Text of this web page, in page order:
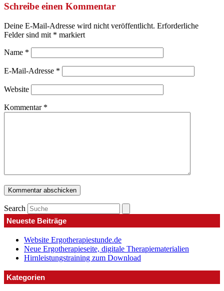
Schreibe einen Kommentar
Deine E-Mail-Adresse wird nicht veröffentlicht. Erforderliche
Felder sind mit * markiert
Name *
E-Mail-Adresse *
Website
Kommentar *
Search
Neueste Beiträge
Website Ergotherapiestunde.de
Neue Ergotherapieseite, digitale Therapiematerialien
Hirnleistungstraining zum Download
Kategorien